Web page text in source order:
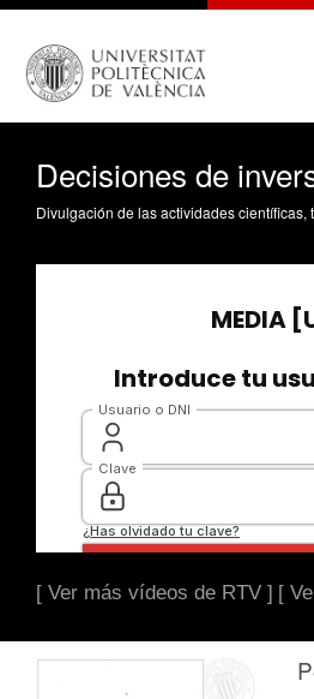
Decisiones de
[ Ver más vídeos de RTV ] [